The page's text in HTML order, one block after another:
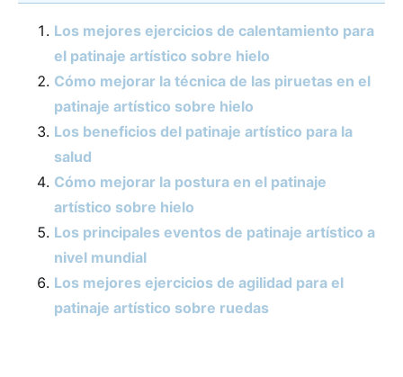
Los mejores ejercicios de calentamiento para
el patinaje artístico sobre hielo
Cómo mejorar la técnica de las piruetas en el
patinaje artístico sobre hielo
Los beneficios del patinaje artístico para la
salud
Cómo mejorar la postura en el patinaje
artístico sobre hielo
Los principales eventos de patinaje artístico a
nivel mundial
Los mejores ejercicios de agilidad para el
patinaje artístico sobre ruedas